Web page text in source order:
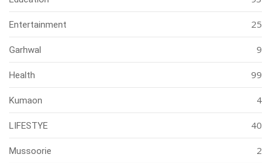
Entertainment 25
Garhwal 9
Health 99
Kumaon 4
LIFESTYE 40
Mussoorie 2